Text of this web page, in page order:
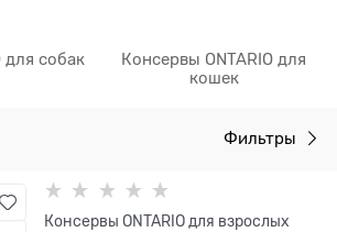
для собак
Консервы ONTARIO для
кошек
Фильтры
Консервы ONTARIO для взрослых